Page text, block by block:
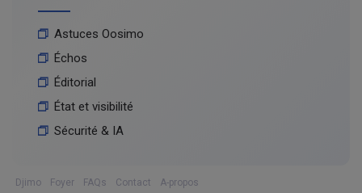
Astuces Oosimo
Échos
Éditorial
État et visibilité
Sécurité & IA
Djimo Foyer FAQs Contact A-propos